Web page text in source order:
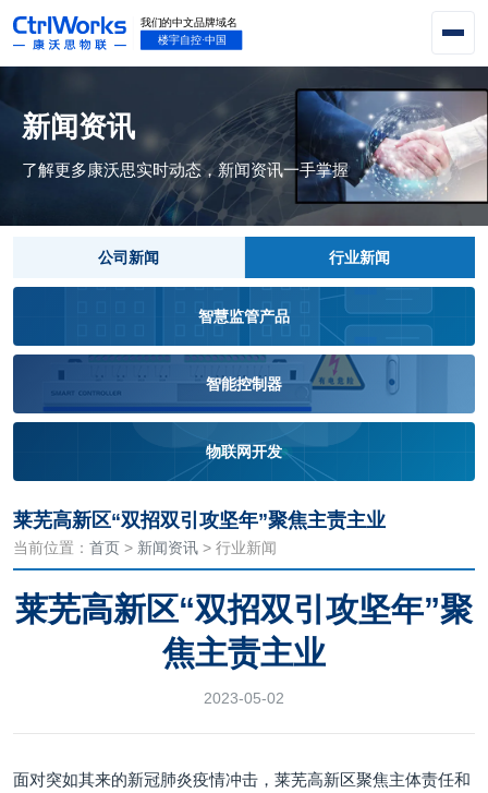
新闻资讯
了解更多康沃思实时动态，新闻资讯一手掌握
公司新闻 行业新闻
智慧监管产品
智能控制器
物联网开发
莱芜高新区“双招双引攻坚年”聚焦主责主业
当前位置： 首页 > 新闻资讯 > 行业新闻
莱芜高新区“双招双引攻坚年”聚
焦主责主业
2023-05-02
面对突如其来的新冠肺炎疫情冲击，莱芜高新区聚焦主体责任和